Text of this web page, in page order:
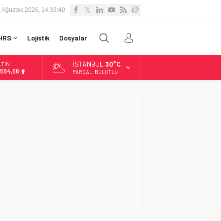
Ağustos 2026, 14:33:41
Lojistik Dosyalar
İSTANBUL 30°C
PARÇALI BULUTLU